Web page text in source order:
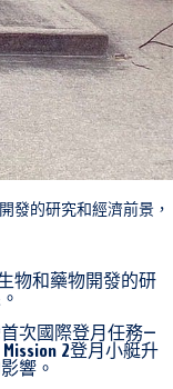
發的研究和經濟前景，
物和藥物開發的研
次國際登月任務—
2登月小艇升
響。